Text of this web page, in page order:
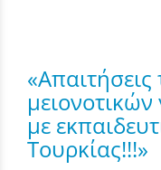
μειονοτικών
με
Τουρκίας!!!»